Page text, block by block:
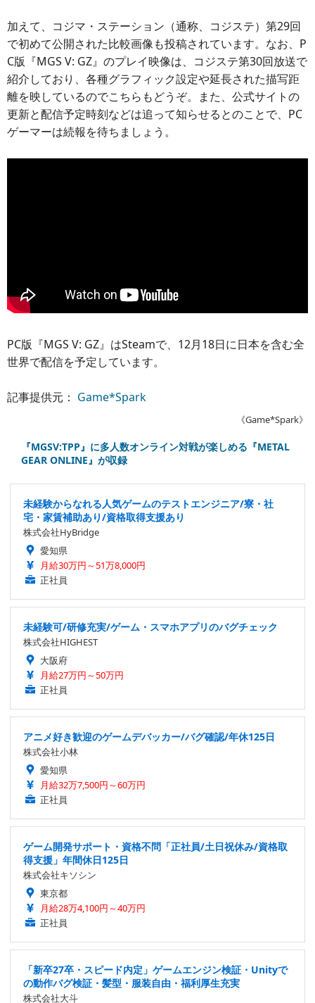
加えて、コジマ・ステーション（通称、コジステ）第29回
で初めて公開された比較画像も投稿されています。なお、P
C版『MGS V: GZ』のプレイ映像は、コジステ第30回放送で
紹介しており、各種グラフィック設定や延長された描写距
離を映しているのでこちらもどうぞ。また、公式サイトの
更新と配信予定時刻などは追って知らせるとのことで、PC
ゲーマーは続報を待ちましょう。
PC版『MGS V: GZ』はSteamで、12月18日に日本を含む全
世界で配信を予定しています。
記事提供元： Game*Spark
《Game*Spark》
『MGSV:TPP』に多人数オンライン対戦が楽しめる『METAL
GEAR ONLINE』が収録
未経験からなれる人気ゲームのテストエンジニア/寮・社
宅・家賃補助あり/資格取得支援あり
株式会社HyBridge
愛知県
月給30万円～51万8,000円
正社員
未経験可/研修充実/ゲーム・スマホアプリのバグチェック
株式会社HIGHEST
大阪府
月給27万円～50万円
正社員
アニメ好き歓迎のゲームデバッカー/バグ確認/年休125日
株式会社小林
愛知県
月給32万7,500円～60万円
正社員
ゲーム開発サポート・資格不問「正社員/土日祝休み/資格取
得支援」年間休日125日
株式会社キソシン
東京都
月給28万4,100円～40万円
正社員
「新卒27卒・スピード内定」ゲームエンジン検証・Unityで
の動作バグ検証・髪型・服装自由・福利厚生充実
株式会社大斗